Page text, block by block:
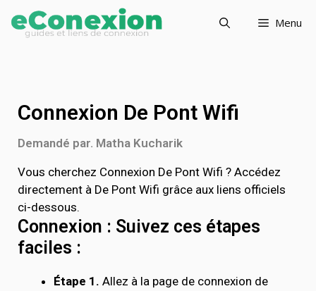
Menu
Connexion De Pont Wifi
Demandé par. Matha Kucharik
Vous cherchez Connexion De Pont Wifi ? Accédez
directement à De Pont Wifi grâce aux liens officiels
ci-dessous.
Connexion : Suivez ces étapes
faciles :
Étape 1. Allez à la page de connexion de